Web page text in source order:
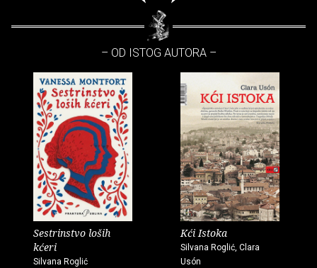
– OD ISTOG AUTORA –
Sestrinstvo loših
kćeri
Silvana Roglić
Kći Istoka
Silvana Roglić, Clara
Usón